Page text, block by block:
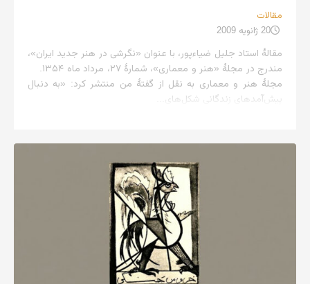
مقالات
20 ژانویه 2009
مقالهٔ استاد جلیل ضیاءپور، با عنوان «نگرشی در هنر جدید ایران»،
مندرج در مجلهٔ «هنر و معماری»، شمارهٔ ۲۷، مرداد ماه ۱۳۵۴.
مجلهٔ هنر و معماری به نقل از گفتهٔ من منتشر کرد: «به دنبال
پیش‌آمدهای زندگانی شکل‌های...